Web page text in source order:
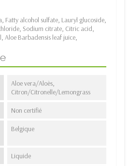
Fatty alcohol sulfate, Lauryl glucoside,
Sodium citrate, Citric acid,
Aloe Barbadensis leaf juice,
Aloe vera/Aloès,
Citron/Citronelle/Lemongrass
Non certifié
Belgique
Liquide